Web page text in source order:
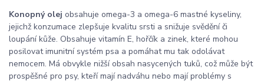
Konopný olej obsahuje omega-3 a omega-6 mastné kyseliny,
jejichž konzumace zlepšuje kvalitu srsti a snižuje svědění či
loupání kůže. Obsahuje vitamín E, hořčík a zinek, které mohou
posilovat imunitní systém psa a pomáhat mu tak odolávat
nemocem. Má obvykle nižší obsah nasycených tuků, což může být
prospěšné pro psy, kteří mají nadváhu nebo mají problémy s